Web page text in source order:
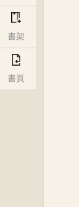
書架
書頁